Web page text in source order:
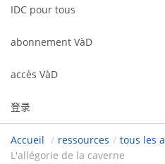
IDC pour tous
abonnement VàD
accès VàD
登录
Accueil / ressources / tous les
L'allégorie de la caverne